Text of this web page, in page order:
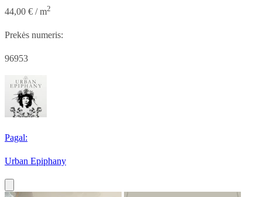
44,00 € / m2
Prekės numeris:
96953
Pagal:
Urban Epiphany